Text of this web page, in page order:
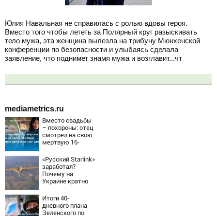
Юлия Навальная не справилась с ролью вдовы героя.
Вместо того чтобы лететь за Полярный круг разыскивать
тело мужа, эта женщина вылезла на трибуну Мюнхенской
конференции по безопасности и улыбаясь сделала
заявление, что поднимет знамя мужа и возглавит...чт
mediametrics.ru
Вместо свадьбы
– похороны: отец
смотрел на свою
мертвую 16-
мог сдержать
слезы
«Русский Starlink»
заработал?
Почему на
Украине кратно
точность
попаданий по
объектам ВСУ
Итоги 40-
дневного плана
Зеленского по